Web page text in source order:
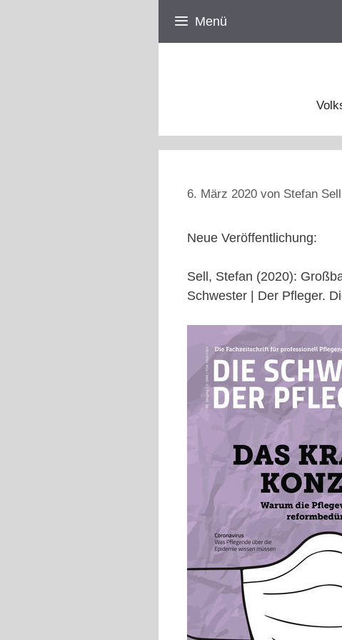
Menü
6. März 2020 von Stefan Sell
Neue Veröffentlichung:
Sell, Stefan (2020):
Schwester | Der Pfleger.